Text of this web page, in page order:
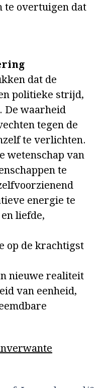
te overtuigen dat
dat de
politieke strijd,
De waarheid
tegen de
te verlichten.
wetenschap van
te
energie te
liefde,
op de krachtigst
nieuwe realiteit
van eenheid,